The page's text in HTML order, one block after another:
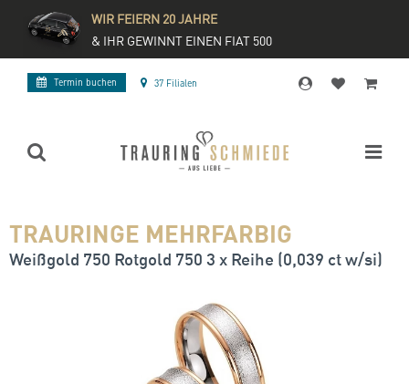
WIR FEIERN 20 JAHRE
& IHR GEWINNT EINEN FIAT 500
Termin buchen 37 Filialen
TRAURINGE MEHRFARBIG
Weißgold 750 Rotgold 750 3 x Reihe (0,039 ct w/si)